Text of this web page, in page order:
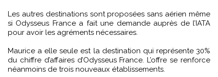
Les autres destinations sont proposées sans aérien même
si Odysseus France a fait une demande auprès de l’IATA
pour avoir les agréments nécessaires.
Maurice a elle seule est la destination qui représente 30%
du chiffre d’affaires d’Odysseus France. L’offre se renforce
néanmoins de trois nouveaux établissements.